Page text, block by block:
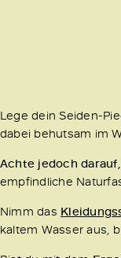
Lege dein Seiden-
dabei behutsam im
Achte jedoch
empfindliche
Nimm das
kaltem Wasser aus,